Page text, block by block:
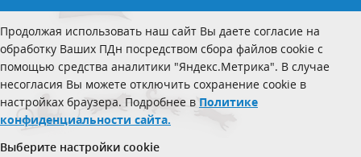
Продолжая использовать наш сайт Вы даете согласие на
обработку Ваших ПДн посредством сбора файлов cookie с
помощью средства аналитики "Яндекс.Метрика". В случае
несогласия Вы можете отключить сохранение cookie в
настройках браузера. Подробнее в Политике
конфиденциальности сайта.
Выберите настройки cookie